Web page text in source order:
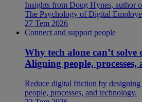
Insights from Doug Hynes, author
The Psychology of Digital
27 Tem 2026
Connect and support people
Why tech alone can’t
Aligning people, processes,
Reduce digital friction by
people, processes, and technology.